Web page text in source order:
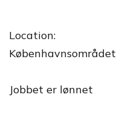
Location:
Københavnsområdet
Jobbet er lønnet